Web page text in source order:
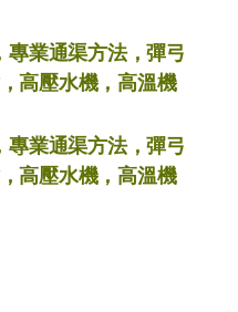
業通渠方法，彈弓
高壓水機，高溫機
業通渠方法，彈弓
高壓水機，高溫機